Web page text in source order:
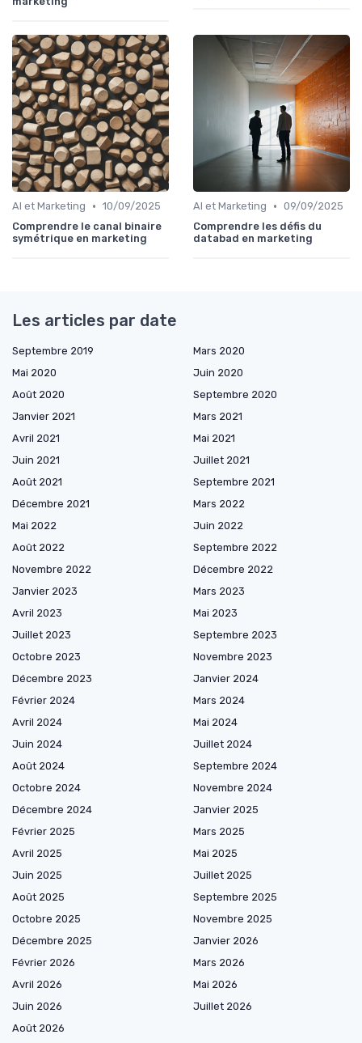
AI et Marketing • 10/09/2025
Comprendre le canal binaire
symétrique en marketing
AI et Marketing • 09/09/2025
Comprendre les défis du
databad en marketing
Les articles par date
Septembre 2019
Mars 2020
Mai 2020
Juin 2020
Août 2020
Septembre 2020
Janvier 2021
Mars 2021
Avril 2021
Mai 2021
Juin 2021
Juillet 2021
Août 2021
Septembre 2021
Décembre 2021
Mars 2022
Mai 2022
Juin 2022
Août 2022
Septembre 2022
Novembre 2022
Décembre 2022
Janvier 2023
Mars 2023
Avril 2023
Mai 2023
Juillet 2023
Septembre 2023
Octobre 2023
Novembre 2023
Décembre 2023
Janvier 2024
Février 2024
Mars 2024
Avril 2024
Mai 2024
Juin 2024
Juillet 2024
Août 2024
Septembre 2024
Octobre 2024
Novembre 2024
Décembre 2024
Janvier 2025
Février 2025
Mars 2025
Avril 2025
Mai 2025
Juin 2025
Juillet 2025
Août 2025
Septembre 2025
Octobre 2025
Novembre 2025
Décembre 2025
Janvier 2026
Février 2026
Mars 2026
Avril 2026
Mai 2026
Juin 2026
Juillet 2026
Août 2026